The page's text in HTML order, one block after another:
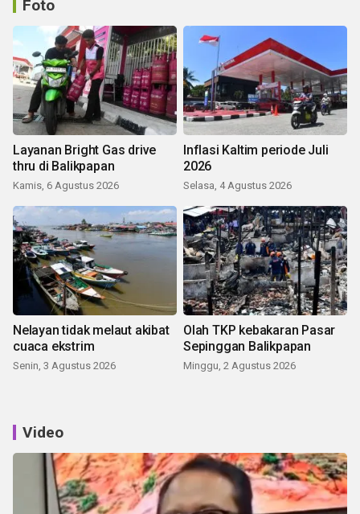
Foto
Layanan Bright Gas drive
thru di Balikpapan
Kamis, 6 Agustus 2026
Inflasi Kaltim periode Juli
2026
Selasa, 4 Agustus 2026
Nelayan tidak melaut akibat
cuaca ekstrim
Senin, 3 Agustus 2026
Olah TKP kebakaran Pasar
Sepinggan Balikpapan
Minggu, 2 Agustus 2026
Video